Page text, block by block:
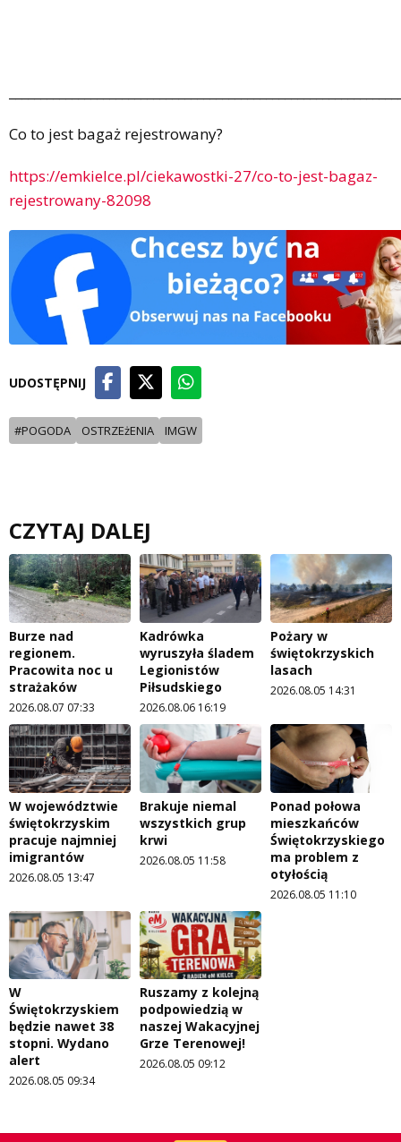
Co to jest bagaż rejestrowany?
https://emkielce.pl/ciekawostki-27/co-to-jest-bagaz-
rejestrowany-82098
UDOSTĘPNIJ
#POGODA OSTRZEżENIA IMGW
CZYTAJ DALEJ
Burze nad
regionem.
Pracowita noc u
strażaków
2026.08.07 07:33
Kadrówka
wyruszyła śladem
Legionistów
Piłsudskiego
2026.08.06 16:19
Pożary w
świętokrzyskich
lasach
2026.08.05 14:31
W województwie
świętokrzyskim
pracuje najmniej
imigrantów
2026.08.05 13:47
Brakuje niemal
wszystkich grup
krwi
2026.08.05 11:58
Ponad połowa
mieszkańców
Świętokrzyskiego
ma problem z
otyłością
2026.08.05 11:10
W
Świętokrzyskiem
będzie nawet 38
stopni. Wydano
alert
2026.08.05 09:34
Ruszamy z kolejną
podpowiedzią w
naszej Wakacyjnej
Grze Terenowej!
2026.08.05 09:12